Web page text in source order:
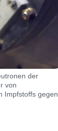
der
von
Impfstoffs gegen